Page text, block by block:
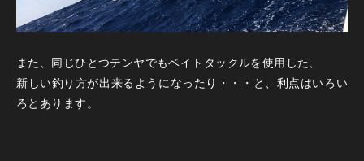
また、同じひとつテンヤでもベイトタックルを使用した、
新しい釣り方が出来るようになったり・・・と、利点はいろい
ろとあります。